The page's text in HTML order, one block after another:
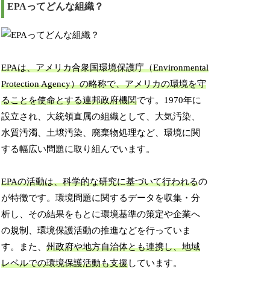
EPAってどんな組織？
EPAは、アメリカ合衆国環境保護庁（Environmental
Protection Agency）の略称で、アメリカの環境を守
ることを使命とする連邦政府機関です。1970年に
設立され、大統領直属の組織として、大気汚染、
水質汚濁、土壌汚染、廃棄物処理など、環境に関
する幅広い問題に取り組んでいます。
EPAの活動は、科学的な研究に基づいて行われるの
が特徴です。環境問題に関するデータを収集・分
析し、その結果をもとに環境基準の策定や企業へ
の規制、環境保護活動の推進などを行っていま
す。また、州政府や地方自治体とも連携し、地域
レベルでの環境保護活動も支援しています。